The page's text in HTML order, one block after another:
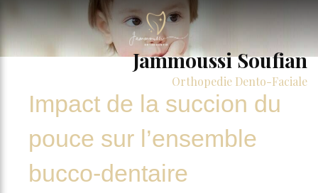
Jammoussi Soufian
Orthopedie Dento-Faciale
Impact de la succion du
pouce sur l’ensemble
bucco-dentaire